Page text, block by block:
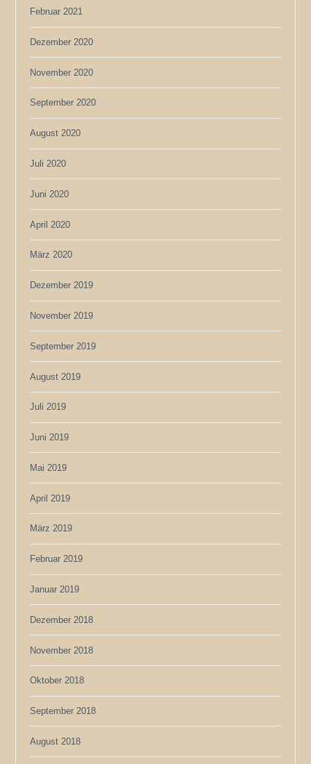
Februar 2021
Dezember 2020
November 2020
September 2020
August 2020
Juli 2020
Juni 2020
April 2020
März 2020
Dezember 2019
November 2019
September 2019
August 2019
Juli 2019
Juni 2019
Mai 2019
April 2019
März 2019
Februar 2019
Januar 2019
Dezember 2018
November 2018
Oktober 2018
September 2018
August 2018